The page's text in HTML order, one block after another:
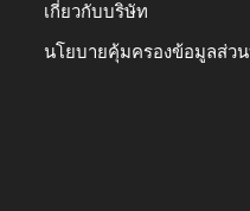
เกี่ยวกับบริษัท
นโยบายคุ้มครองข้อมูลส่ว